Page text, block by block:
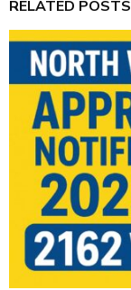
RELATED POSTS